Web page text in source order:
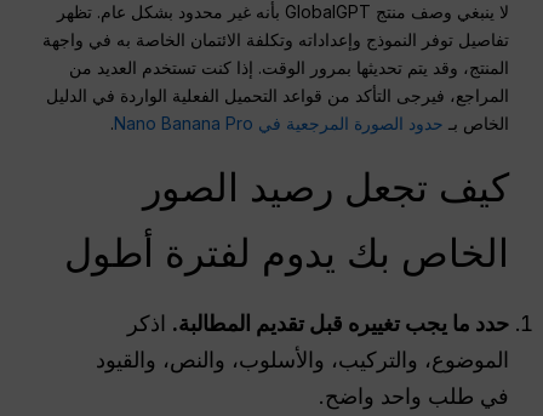
لا ينبغي وصف منتج GlobalGPT بأنه غير محدود بشكل عام. تظهر
تفاصيل توفر النموذج وإعداداته وتكلفة الائتمان الخاصة به في واجهة
المنتج، وقد يتم تحديثها بمرور الوقت. إذا كنت تستخدم العديد من
المراجع، فيرجى التأكد من قواعد التحميل الفعلية الواردة في الدليل
الخاص بـ حدود الصورة المرجعية في Nano Banana Pro .
كيف تجعل رصيد الصور
الخاص بك يدوم لفترة أطول
حدد ما يجب تغييره قبل تقديم المطالبة. اذكر
الموضوع، والتركيب، والأسلوب، والنص، والقيود
في طلب واحد واضح.